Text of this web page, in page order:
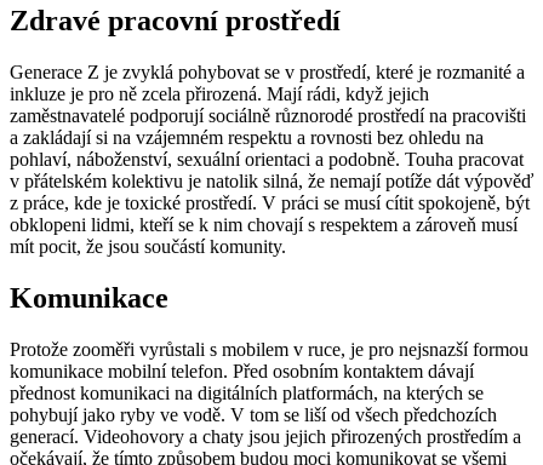
Zdravé pracovní prostředí
Generace Z je zvyklá pohybovat se v prostředí, které je rozmanité a
inkluze je pro ně zcela přirozená. Mají rádi, když jejich
zaměstnavatelé podporují sociálně různorodé prostředí na pracovišti
a zakládají si na vzájemném respektu a rovnosti bez ohledu na
pohlaví, náboženství, sexuální orientaci a podobně. Touha pracovat
v přátelském kolektivu je natolik silná, že nemají potíže dát výpověď
z práce, kde je toxické prostředí. V práci se musí cítit spokojeně, být
obklopeni lidmi, kteří se k nim chovají s respektem a zároveň musí
mít pocit, že jsou součástí komunity.
Komunikace
Protože zooměři vyrůstali s mobilem v ruce, je pro nejsnazší formou
komunikace mobilní telefon. Před osobním kontaktem dávají
přednost komunikaci na digitálních platformách, na kterých se
pohybují jako ryby ve vodě. V tom se liší od všech předchozích
generací. Videohovory a chaty jsou jejich přirozených prostředím a
očekávají, že tímto způsobem budou moci komunikovat se všemi